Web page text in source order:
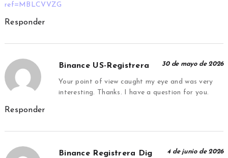
ref=MBLCVVZG
Responder
Binance US-Registrera 30 de mayo de 2026
Your point of view caught my eye and was very
interesting. Thanks. I have a question for you.
Responder
Binance Registrera Dig 4 de junio de 2026